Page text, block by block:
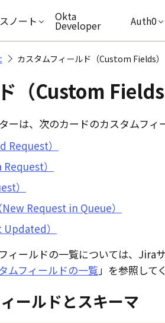
ノート Okta
Developer Auth0
カスタムフィールド（Custom Fields）
（Custom
ーは、次のカードのカスタムフィ
Request）
）
）
Request in Queue）
）
ィールドの一覧については、Jira
ムフィールドの一覧」を参照して
ールドとスキーマ